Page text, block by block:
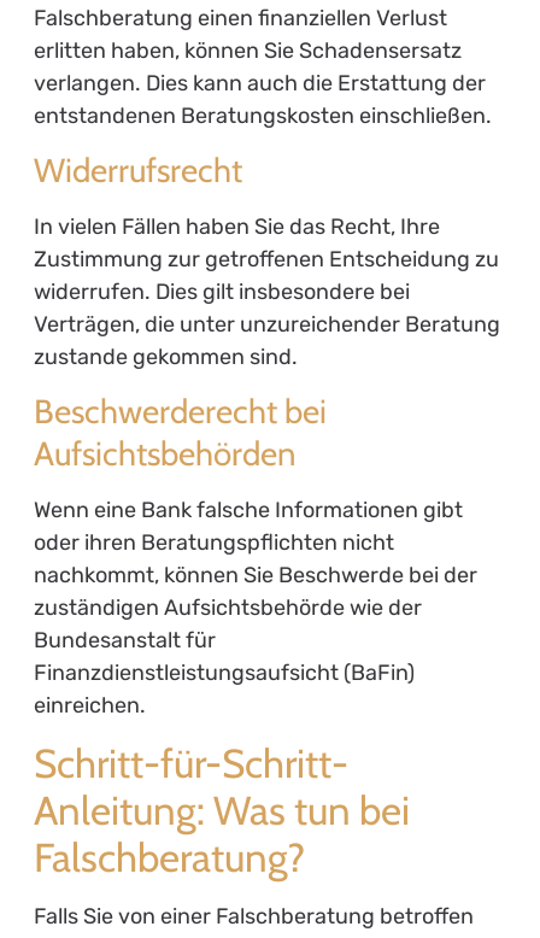
Falschberatung einen finanziellen Verlust
erlitten haben, können Sie Schadensersatz
verlangen. Dies kann auch die Erstattung der
entstandenen Beratungskosten einschließen.
Widerrufsrecht
In vielen Fällen haben Sie das Recht, Ihre
Zustimmung zur getroffenen Entscheidung zu
widerrufen. Dies gilt insbesondere bei
Verträgen, die unter unzureichender Beratung
zustande gekommen sind.
Beschwerderecht bei
Aufsichtsbehörden
Wenn eine Bank falsche Informationen gibt
oder ihren Beratungspflichten nicht
nachkommt, können Sie Beschwerde bei der
zuständigen Aufsichtsbehörde wie der
Bundesanstalt für
Finanzdienstleistungsaufsicht (BaFin)
einreichen.
Schritt-für-Schritt-
Anleitung: Was tun bei
Falschberatung?
Falls Sie von einer Falschberatung betroffen